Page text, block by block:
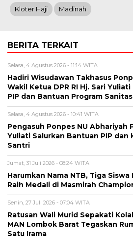
Kloter Haji Madinah
BERITA TERKAIT
Selasa, 4 Agustus 2026 - 11:14 WITA
Hadiri Wisudawan Takhasus
Wakil Ketua DPR RI Hj. Sari
PIP dan Bantuan Program
Selasa, 4 Agustus 2026 - 10:41 WITA
Pengasuh Ponpes NU Abhariyah
Yuliati Salurkan Bantuan PIP dan
Santri
Jumat, 31 Juli 2026 - 08:24 WITA
Harumkan Nama NTB, Tiga
Raih Medali di Masmirah
Senin, 27 Juli 2026 - 07:04 WITA
Ratusan Wali Murid Sepakati
MAN Lombok Barat Tegaskan
Satu Irama